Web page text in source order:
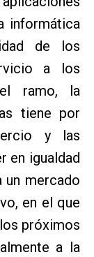
informática
de los
a los
ramo, la
tiene por
y las
en igualdad
un mercado
en el que
próximos
a la